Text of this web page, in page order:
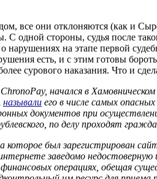
все они отклоняются (как и
одной стороны, судья после
на этапе первой
есть, и с этим готовы
сурового наказания. Что и
начался в
называли его в числе самых
документов при
по делу проходят
которое был зарегистрирован
заведомо недостоверную
операциях, обещая